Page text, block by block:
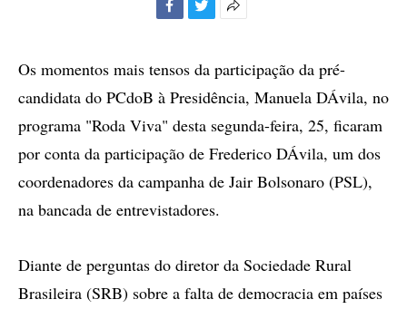
compartilhamento
Os momentos mais tensos da participação da pré-
candidata do PCdoB à Presidência, Manuela DÁvila, no
programa "Roda Viva" desta segunda-feira, 25, ficaram
por conta da participação de Frederico DÁvila, um dos
coordenadores da campanha de Jair Bolsonaro (PSL),
na bancada de entrevistadores.
Diante de perguntas do diretor da Sociedade Rural
Brasileira (SRB) sobre a falta de democracia em países